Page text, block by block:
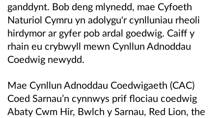
ganddynt. Bob deng mlynedd, mae Cyfoeth
Naturiol Cymru yn adolygu'r cynlluniau rheoli
hirdymor ar gyfer pob ardal goedwig. Caiff y
rhain eu crybwyll mewn Cynllun Adnoddau
Coedwig newydd.
Mae Cynllun Adnoddau Coedwigaeth (CAC)
Coed Sarnau’n cynnwys prif flociau coedwig
Abaty Cwm Hir, Bwlch y Sarnau, Red Lion, the